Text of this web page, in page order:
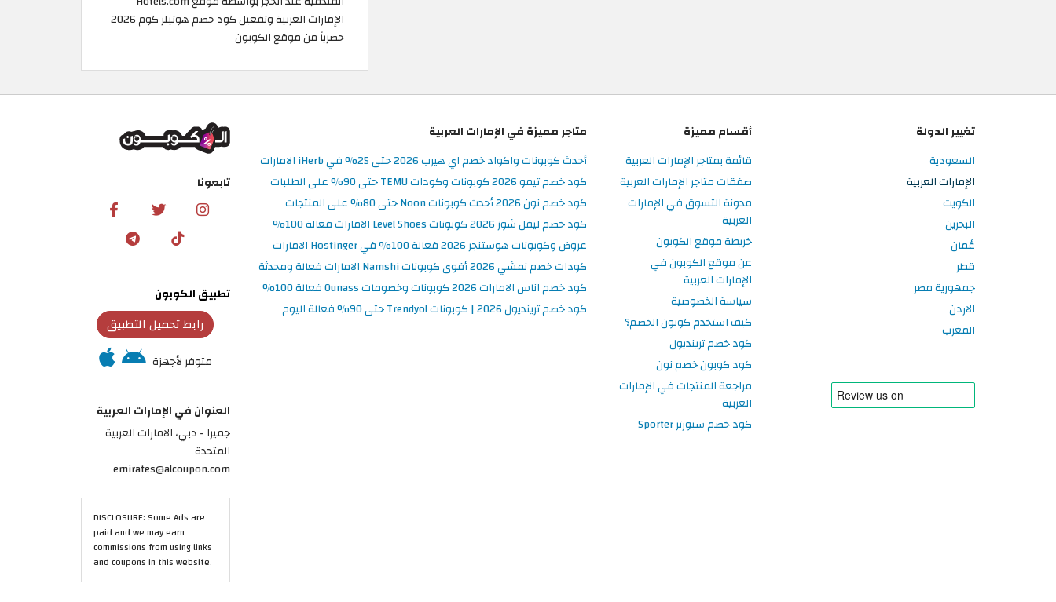
الإمارات العربية وتفعيل كود خصم هوتيلز كوم 2026
حصرياً من موقع الكوبون
تغيير الدولة
السعودية
الإمارات العربية
الكويت
البحرين
عُمان
قطر
جمهورية مصر
الاردن
المغرب
أقسام مميزة
قائمة بمتاجر الإمارات العربية
صفقات متاجر الإمارات العربية
مدونة التسوق في الإمارات
العربية
خريطة موقع الكوبون
عن موقع الكوبون في
الإمارات العربية
سياسة الخصوصية
كيف استخدم كوبون الخصم؟
كود خصم ترينديول
كود كوبون خصم نون
مراجعة المنتجات في الإمارات
العربية
كود خصم سبورتر Sporter
متاجر مميزة في الإمارات العربية
أحدث كوبونات واكواد خصم اي هيرب 2026 حتى 25% في iHerb الامارات
كود خصم تيمو 2026 كوبونات وكودات TEMU حتى 90% على الطلبات
كود خصم نون 2026 أحدث كوبونات Noon حتى 80% على المنتجات
كود خصم ليفل شوز 2026 كوبونات Level Shoes الامارات فعالة 100%
عروض وكوبونات هوستنجر 2026 فعالة 100% في Hostinger الامارات
كودات خصم نمشي 2026 أقوى كوبونات Namshi الامارات فعالة ومحدثة
كود خصم اناس الامارات 2026 كوبونات وخصومات Ounass فعالة 100%
كود خصم ترينديول 2026 | كوبونات Trendyol حتى 90% فعالة اليوم
تابعونا
تطبيق الكوبون
رابط تحميل التطبيق
متوفر لأجهزة
العنوان في الإمارات العربية
جميرا - دبي، الامارات العربية
المتحدة
emirates@alcoupon.com
DISCLOSURE: Some Ads are
paid and we may earn
commissions from using links
and coupons in this website.